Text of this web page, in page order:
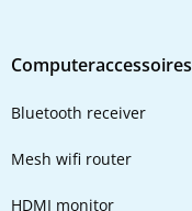
Computeraccessoires
Bluetooth receiver
Mesh wifi router
HDMI monitor